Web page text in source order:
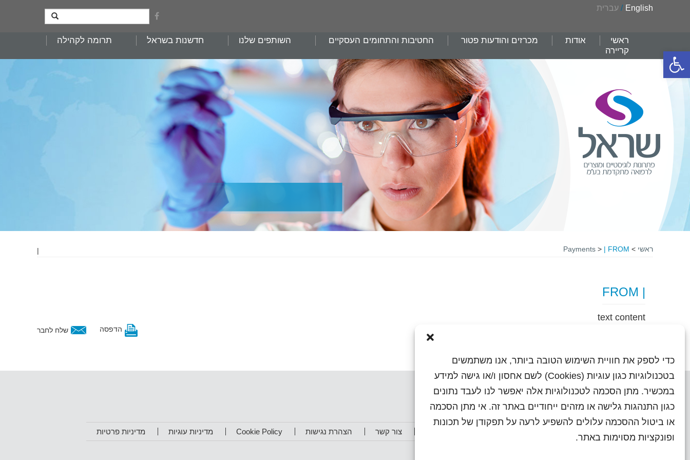
פתח סרגל נגישות
כדי לספק את חוויית השימוש הטובה ביותר, אנו משתמשים
בטכנולוגיות כגון עוגיות (Cookies) לשם אחסון ו/או גישה למידע
במכשיר. מתן הסכמה לטכנולוגיות אלה יאפשר לנו לעבד נתונים
כגון התנהגות גלישה או מזהים ייחודיים באתר זה. אי מתן הסכמה
או ביטול ההסכמה עלולים להשפיע לרעה על תפקודן של תכונות
ופונקציות מסוימות באתר.
English
/ עברית
ראשי אודות מכרזים והודעות פטור החטיבות והתחומים העסקיים השותפים שלנו חדשנות בשראל
תרומה לקהילה
קריירה
ראשי >
Payments > | FROM
|
| FROM
text content
שלח לחבר הדפסה
צור קשר הצהרת נגישות Cookie Policy מדיניות עוגיות מדיניות פרטיות